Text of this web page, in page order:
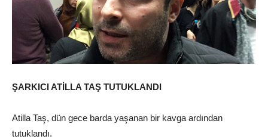
ŞARKICI ATİLLA TAŞ TUTUKLANDI
Atilla Taş, dün gece barda yaşanan bir kavga ardından
tutuklandı.